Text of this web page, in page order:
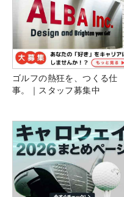
ゴルフの熱狂を、つくる仕
事。｜スタッフ募集中